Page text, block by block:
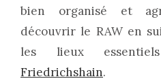
bien organisé et
découvrir le RAW en
les lieux
Friedrichshain.